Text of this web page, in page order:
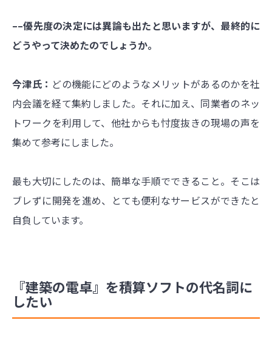
––優先度の決定には異論も出たと思いますが、最終的に
どうやって決めたのでしょうか。
今津氏： どの機能にどのようなメリットがあるのかを社
内会議を経て集約しました。それに加え、同業者のネッ
トワークを利用して、他社からも忖度抜きの現場の声を
集めて参考にしました。
最も大切にしたのは、簡単な手順でできること。そこは
ブレずに開発を進め、とても便利なサービスができたと
自負しています。
『建築の電卓』を積算ソフトの代名詞に
したい